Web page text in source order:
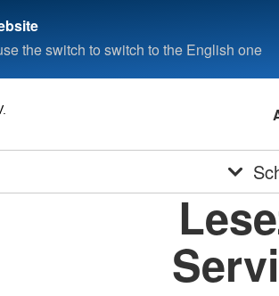
the switch to switch to the English one